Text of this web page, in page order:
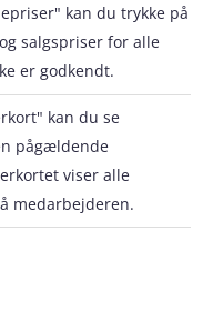
kan du trykke på
salgspriser for alle
er godkendt.
kan du se
pågældende
viser alle
medarbejderen.